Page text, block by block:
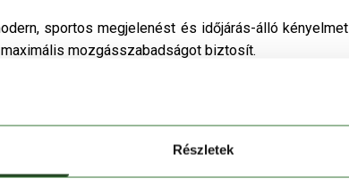
Részletek
sportos megjelenést és időjárás-álló kényelmet
mozgásszabadságot biztosít.
így a viselő komfortérzete kedvezőtlen időben
mellzseb és a belső zseb bőséges helyet